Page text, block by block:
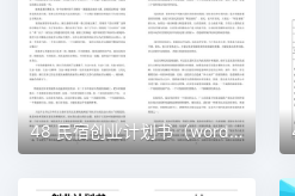
48 民宿创业计划书（word＋ppt配套）创业计划书word模板